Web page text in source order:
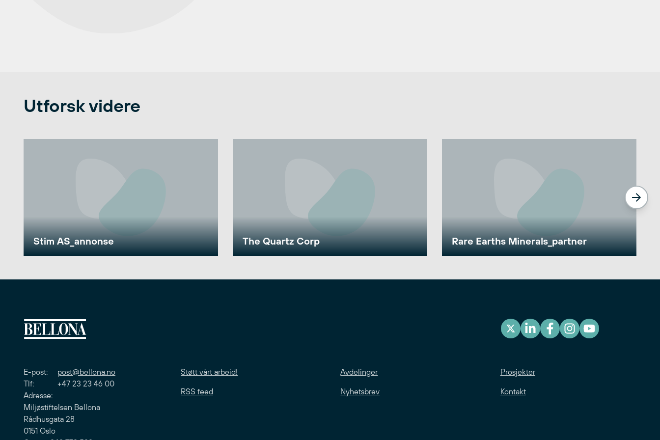
Utforsk videre
Stim AS_annonse The Quartz Corp Rare Earths Minerals_partner
E-post: post@bellona.no
Tlf: +47 23 23 46 00
Adresse:
Miljøstiftelsen Bellona
Rådhusgata 28
0151 Oslo
Støtt vårt arbeid! Avdelinger Prosjekter
RSS feed Nyhetsbrev Kontakt